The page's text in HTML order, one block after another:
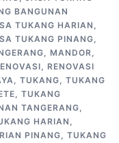
BANGUNAN
TUKANG HARIAN ,
TUKANG PINANG,
, MANDOR,
, RENOVASI
, TUKANG, TUKANG
, TUKANG
TANGERANG,
HARIAN ,
PINANG, TUKANG